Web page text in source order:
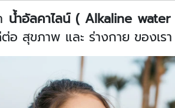
น้ำอัลคาไลน์ ( Alkaline
อ สุขภาพ และ ร่างกาย ของเร